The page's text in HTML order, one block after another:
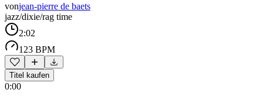
vonjean-pierre de baets
jazz/dixie/rag time
2:02
123 BPM
Titel kaufen
0:00